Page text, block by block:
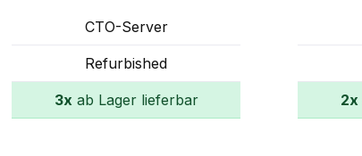
001, P48818-B21, P44712-
CTO-Server
Refurbished
3x ab Lager lieferbar 2x